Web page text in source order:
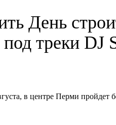
День
под треки DJ
в центре Перми